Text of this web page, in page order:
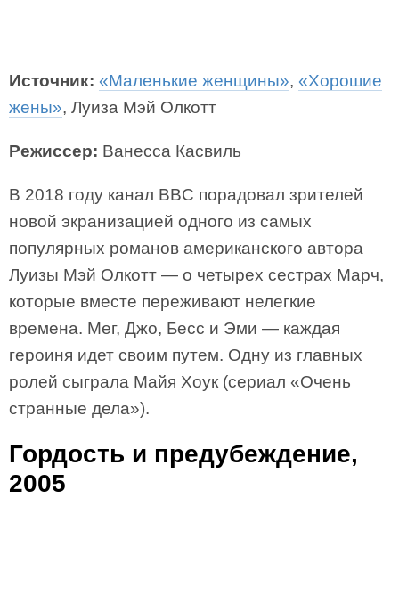
Источник: «Маленькие женщины», «Хорошие
жены», Луиза Мэй Олкотт
Режиссер: Ванесса Касвиль
В 2018 году канал BBC порадовал зрителей
новой экранизацией одного из самых
популярных романов американского автора
Луизы Мэй Олкотт — о четырех сестрах Марч,
которые вместе переживают нелегкие
времена. Мег, Джо, Бесс и Эми — каждая
героиня идет своим путем. Одну из главных
ролей сыграла Майя Хоук (сериал «Очень
странные дела»).
Гордость и предубеждение,
2005